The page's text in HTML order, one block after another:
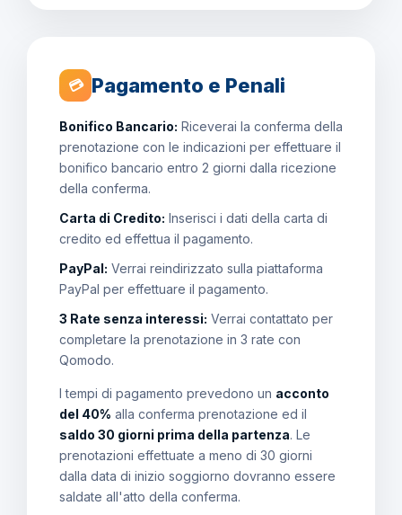
💳 Pagamento e Penali
Bonifico Bancario: Riceverai la conferma della
prenotazione con le indicazioni per effettuare il
bonifico bancario entro 2 giorni dalla ricezione
della conferma.
Carta di Credito: Inserisci i dati della carta di
credito ed effettua il pagamento.
PayPal: Verrai reindirizzato sulla piattaforma
PayPal per effettuare il pagamento.
3 Rate senza interessi: Verrai contattato per
completare la prenotazione in 3 rate con
Qomodo.
I tempi di pagamento prevedono un acconto
del 40% alla conferma prenotazione ed il
saldo 30 giorni prima della partenza. Le
prenotazioni effettuate a meno di 30 giorni
dalla data di inizio soggiorno dovranno essere
saldate all'atto della conferma.